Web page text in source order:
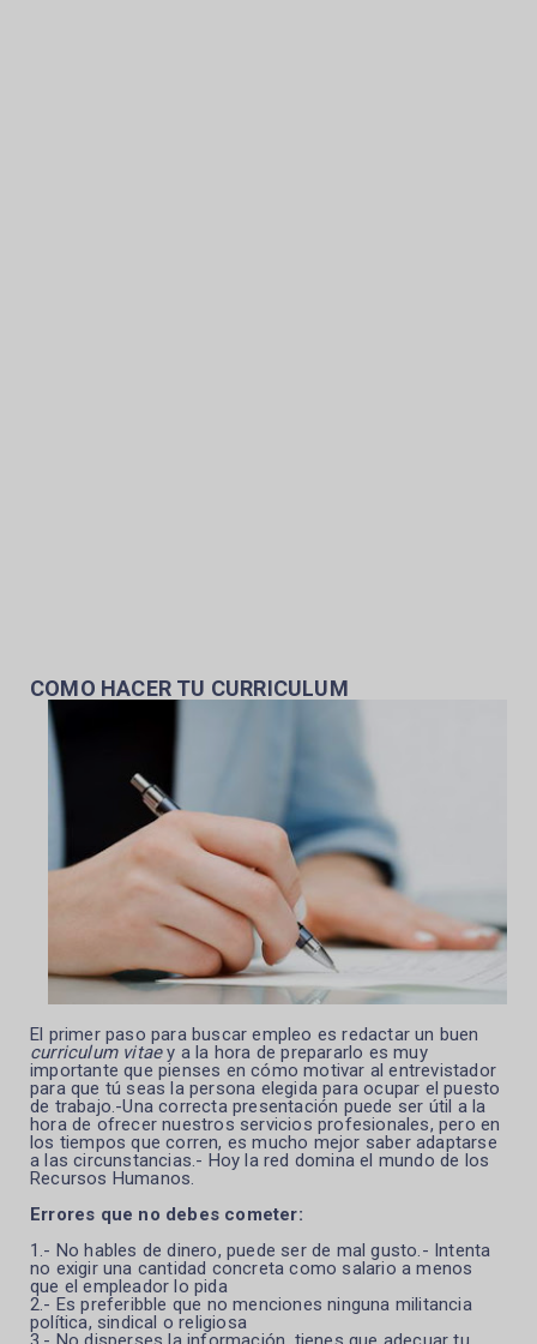
COMO HACER TU CURRICULUM
El primer paso para buscar empleo es redactar un buen
curriculum vitaey a la hora de prepararlo es muy
importante que pienses en cómo motivar al entrevistador
para que tú seas la persona elegida para ocupar el puesto
de trabajo.-Una correcta presentación puede ser útil a la
hora de ofrecer nuestros servicios profesionales, pero en
los tiempos que corren, es mucho mejor saber adaptarse
a las circunstancias.- Hoy la red domina el mundo de los
Recursos Humanos.
Errores que no debes cometer:
1.- No hables de dinero, puede ser de mal gusto.- Intenta
no exigir una cantidad concreta como salario a menos
que el empleador lo pida
2.- Es preferibble que no menciones ninguna militancia
política, sindical o religiosa